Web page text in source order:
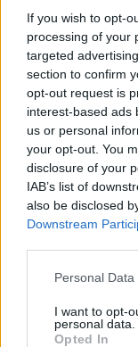
If you wish to opt-
processing of your
targeted
section to confirm
opt-out request is
interest-based ads
us or personal
your opt-out. You
disclosure of your
IAB’s list of
also be disclosed
Downstream
Personal
I want to opt-
personal data.
Opted In
2024. október